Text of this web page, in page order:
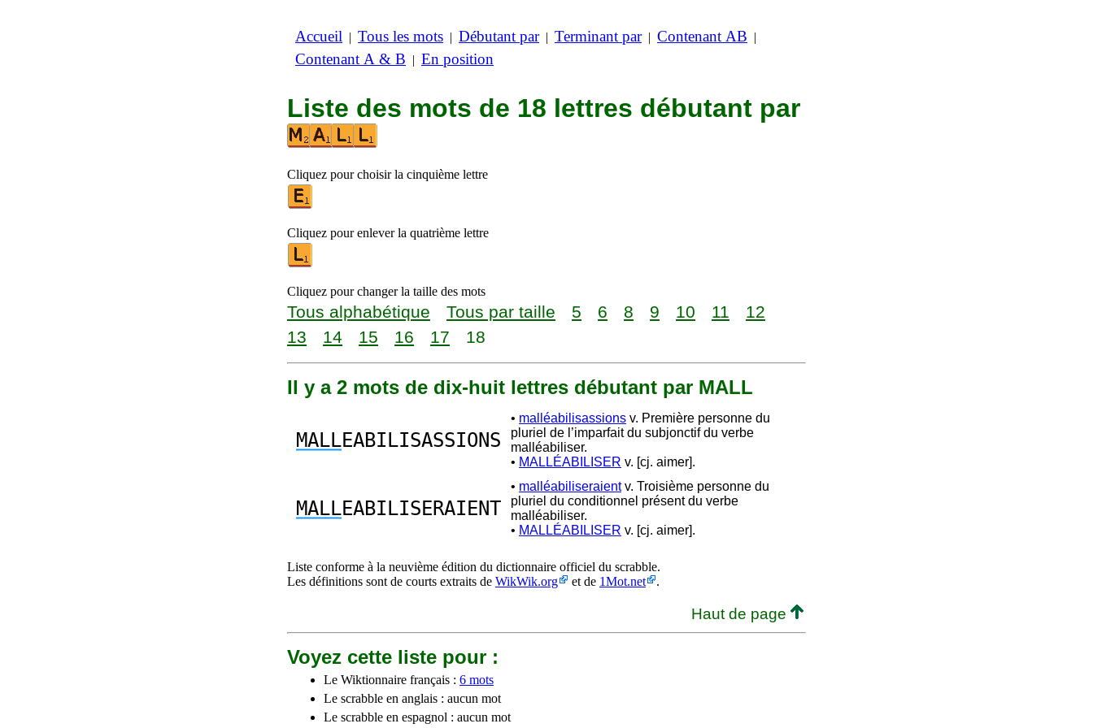
Accueil | Tous les mots | Débutant par| Terminant par| Contenant AB |
Contenant A & B | En position
Liste des mots de 18 lettres débutant par
Cliquez pour choisir la cinquième lettre
Cliquez pour enlever la quatrième lettre
Cliquez pour changer la taille des mots
Tous alphabétique Tous par taille 5 6 8 9 10 11
12
13
14 15 16 17 18
Il y a 2 mots de dix-huit lettres débutant par MALL
MALLEABILISASSIONS
• malléabilisassions v. Première personne du
pluriel de l’imparfait du subjonctif du verbe
malléabiliser.
• MALLÉABILISER v. [cj. aimer].
MALLEABILISERAIENT
• malléabiliseraientv. Troisième personne du
pluriel du conditionnel présent du verbe
malléabiliser.
• MALLÉABILISER v. [cj. aimer].
Liste conforme à la neuvième édition du dictionnaire officiel du scrabble.
Les définitions sont de courts extraits de WikWik.org et de 1Mot.net .
Haut de page
Voyez cette liste pour :
Le Wiktionnaire français : 6 mots
Le scrabble en anglais : aucun mot
Le scrabble en espagnol : aucun mot